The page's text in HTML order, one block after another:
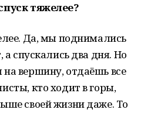
тяжелее?
Да, мы поднимались
а спускались два дня. Но
вершину, отдаёшь все
кто ходит в горы,
своей жизни даже. То